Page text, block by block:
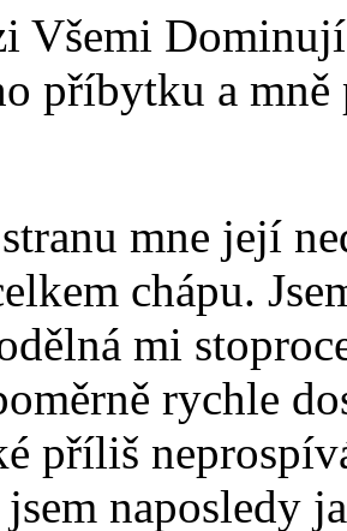
Všemi
příbytku a
mne její
chápu.
mi
rychle
příliš
naposledy